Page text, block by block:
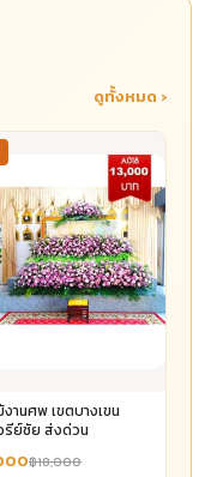
ดูทั้งหมด ›
านศพ เขตบางเขน
รีย์ชัย ส่งด่วน
฿18,000